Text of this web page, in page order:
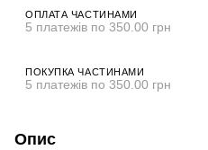
ОПЛАТА ЧАСТИНАМИ
5 платежів по 350.00 грн
ПОКУПКА ЧАСТИНАМИ
5 платежів по 350.00 грн
Опис